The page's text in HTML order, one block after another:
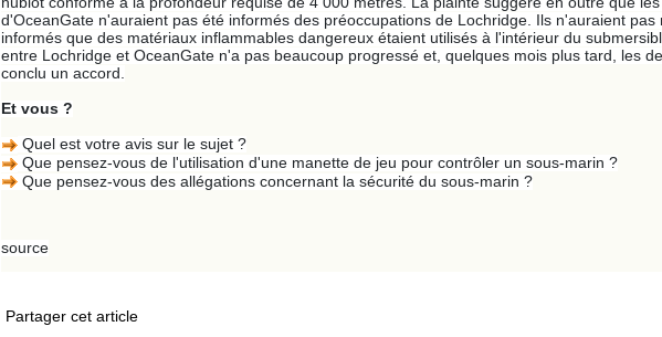
d'OceanGate n'auraient pas été informés des préoccupations de Lochridge. Ils n'auraient pas
informés que des matériaux inflammables dangereux étaient utilisés à l'intérieur du
entre Lochridge et OceanGate n'a pas beaucoup progressé et, quelques mois plus tard, les
conclu un accord.
Et vous ?
Quel est votre avis sur le sujet ?
Que pensez-vous de l'utilisation d'une manette de jeu pour contrôler un sous-marin ?
Que pensez-vous des allégations concernant la sécurité du sous-marin ?
source
Partager cet article